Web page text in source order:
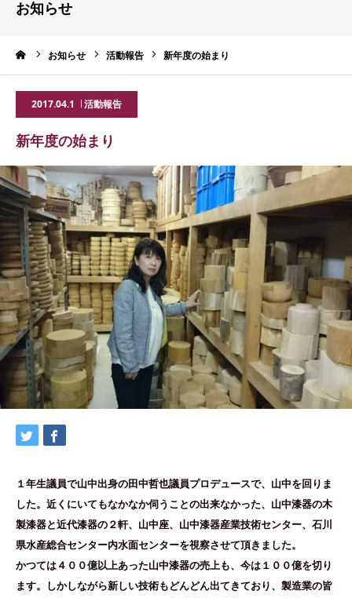
お知らせ
お知らせ 活動報告 新年度の始まり
2017.04.1 活動報告
新年度の始まり
１年生議員で山中出身の田中哲也議員プロデュースで、山中を回りま
した。近くにいてもなかなか伺うことの出来なかった、山中漆器の木
製漆器と近代漆器の２軒、山中座、山中漆器産業技術センター、石川
県水産総合センター内水面センターを視察させて頂きました。
かつては４００億以上あった山中漆器の売上も、今は１００億を切り
ます。しかしながら新しい技術もどんどん出てきており、製造業の皆